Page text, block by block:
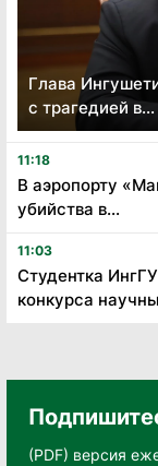
Глава
с трагедией в...
11:18
В аэропорту
убийства в...
11:03
Студентка
конкурса
(PDF) версия